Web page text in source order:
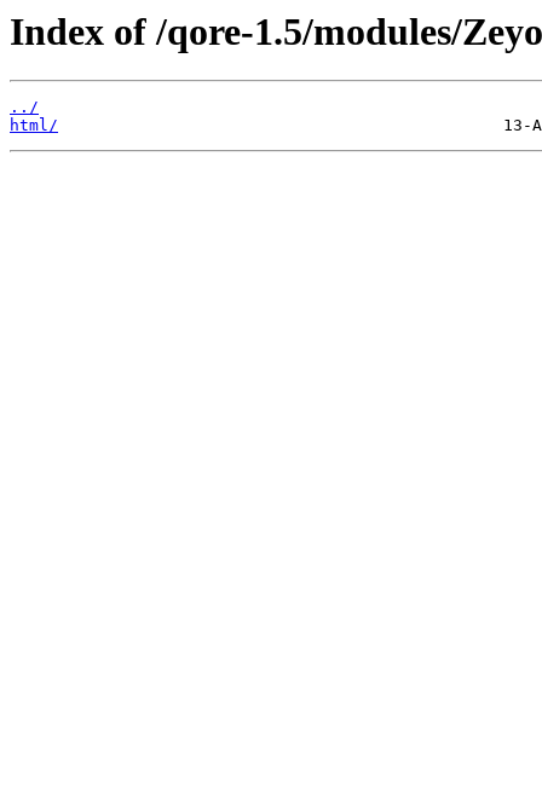
Index of /qore-1.5/modules/
../
html/